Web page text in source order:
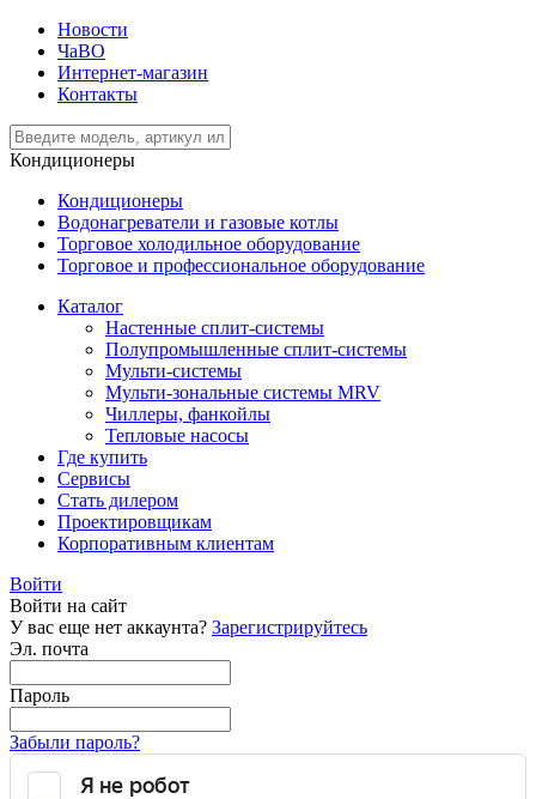
Новости
ЧаВО
Интернет-магазин
Контакты
Кондиционеры
Кондиционеры
Водонагреватели и газовые котлы
Торговое холодильное оборудование
Торговое и профессиональное оборудование
Каталог
Настенные сплит-системы
Полупромышленные сплит-системы
Мульти-системы
Мульти-зональные системы MRV
Чиллеры, фанкойлы
Тепловые насосы
Где купить
Сервисы
Стать дилером
Проектировщикам
Корпоративным клиентам
Войти
Войти на сайт
У вас еще нет аккаунта? Зарегистрируйтесь
Эл. почта
Пароль
Забыли пароль?